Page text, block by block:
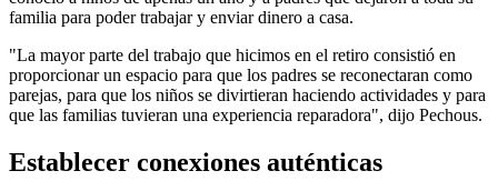
familia para poder trabajar y enviar dinero a casa.
"La mayor parte del trabajo que hicimos en el retiro consistió en
proporcionar un espacio para que los padres se reconectaran como
parejas, para que los niños se divirtieran haciendo actividades y para
que las familias tuvieran una experiencia reparadora", dijo Pechous.
Establecer conexiones auténticas